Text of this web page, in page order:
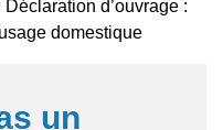
Déclaration d’ouvrage :
domestique
un